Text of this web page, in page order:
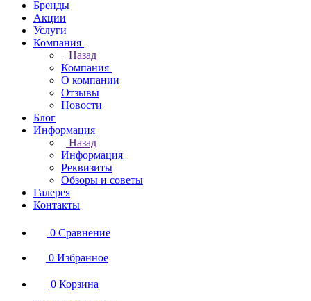
Бренды
Акции
Услуги
Компания
Назад
Компания
О компании
Отзывы
Новости
Блог
Информация
Назад
Информация
Реквизиты
Обзоры и советы
Галерея
Контакты
0 Сравнение
0 Избранное
0 Корзина